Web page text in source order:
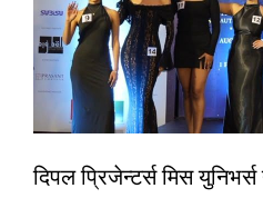
दिपल प्रिजेन्टर्स मिस